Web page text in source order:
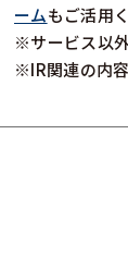
ームもご活用
※サービス以
※IR関連の内